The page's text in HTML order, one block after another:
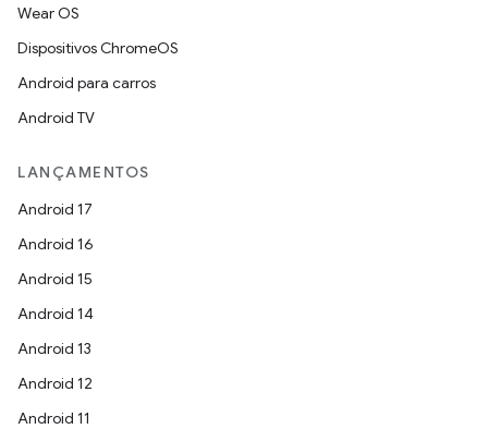
Wear OS
Dispositivos ChromeOS
Android para carros
Android TV
LANÇAMENTOS
Android 17
Android 16
Android 15
Android 14
Android 13
Android 12
Android 11